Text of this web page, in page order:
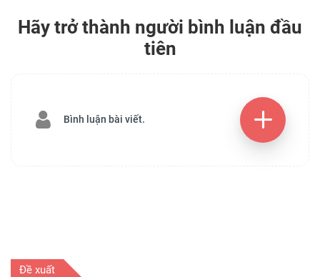
Hãy trở thành người bình luận đầu
tiên
Bình luận bài viết.
Đề xuất